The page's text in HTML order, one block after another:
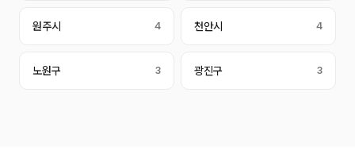
원주시 4 천안시 4
노원구 3 광진구 3